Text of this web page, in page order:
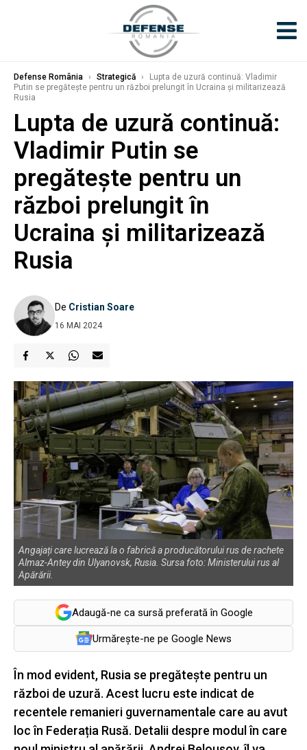
Defense România › Strategică ›
Lupta de uzură continuă: Vladimir
Putin se pregătește pentru un război prelungit în Ucraina și militarizează
Rusia
Lupta de uzură continuă:
Vladimir Putin se
pregătește pentru un
război prelungit în
Ucraina și militarizează
Rusia
De Cristian Soare
16 MAI 2024
Angajați care lucrează la o fabrică a producătorului rus de rachete
Almaz-Antey din Ulyanovsk, Rusia. Sursa foto: Ministerului rus al
Apărării.
Adaugă-ne ca sursă preferată în Google
Urmărește-ne pe Google News
În mod evident, Rusia se pregătește pentru un
război de uzură. Acest lucru este indicat de
recentele remanieri guvernamentale care au avut
loc în Federația Rusă. Detalii despre modul în care